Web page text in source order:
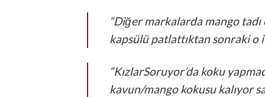
“Diğer markalarda mango
kapsülü patlattıktan sonraki o
“KızlarSoruyor’da koku
kavun/mango kokusu kalıyor